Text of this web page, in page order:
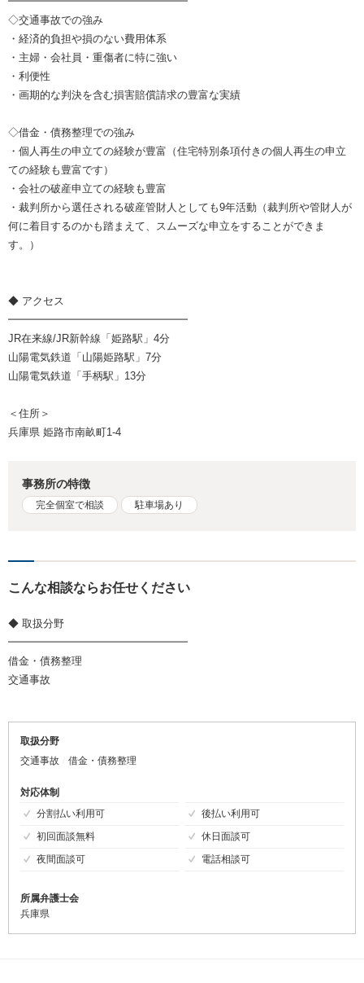
◇交通事故での強み
・経済的負担や損のない費用体系
・主婦・会社員・重傷者に特に強い
・利便性
・画期的な判決を含む損害賠償請求の豊富な実績
◇借金・債務整理での強み
・個人再生の申立ての経験が豊富（住宅特別条項付きの個人再生の申立
ての経験も豊富です）
・会社の破産申立ての経験も豊富
・裁判所から選任される破産管財人としても9年活動（裁判所や管財人が
何に着目するのかも踏まえて、スムーズな申立をすることができま
す。）
◆ アクセス
━━━━━━━━━━━━━━━━━
JR在来線/JR新幹線「姫路駅」4分
山陽電気鉄道「山陽姫路駅」7分
山陽電気鉄道「手柄駅」13分
＜住所＞
兵庫県 姫路市南畝町1-4
事務所の特徴
完全個室で相談 駐車場あり
こんな相談ならお任せください
◆ 取扱分野
━━━━━━━━━━━━━━━━━
借金・債務整理
交通事故
取扱分野
交通事故
借金・債務整理
対応体制
分割払い利用可
後払い利用可
初回面談無料
休日面談可
夜間面談可
電話相談可
所属弁護士会
兵庫県